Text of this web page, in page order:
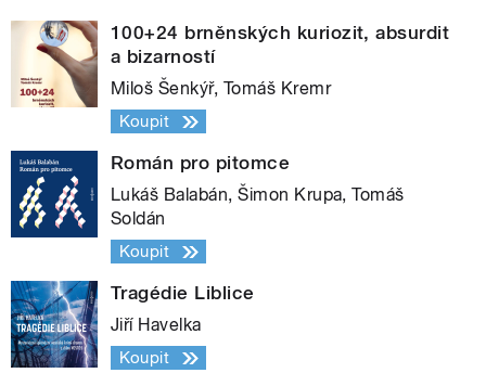
100+24 brněnských kuriozit, absurdit
a bizarností
Miloš Šenkýř, Tomáš Kremr
Koupit
Román pro pitomce
Lukáš Balabán, Šimon Krupa, Tomáš
Soldán
Koupit
Tragédie Liblice
Jiří Havelka
Koupit